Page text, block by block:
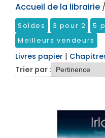
Accueil de la librairie /
Soldes 3 pour 2
5
Meilleurs vendeurs
Livres papier |
Trier par :